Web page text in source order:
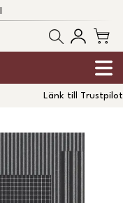
Länk till Trustpilot